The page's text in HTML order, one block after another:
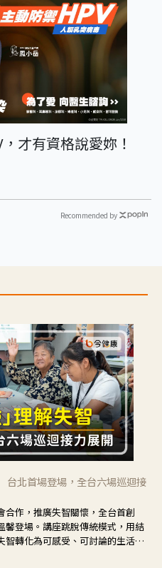
才有資格說愛妳！
Recommended by
北首場登場，全台六場巡迴接
合作，推廣失智關懷，全台首創
馨登場。講座跳脫傳統模式，用結
轉化為可感受、可討論的生活情